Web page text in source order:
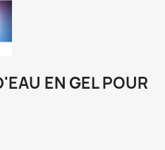
EN GEL POUR